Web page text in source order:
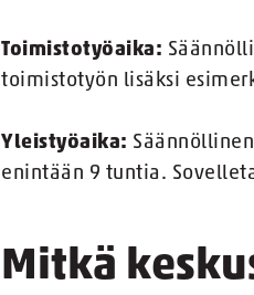
Toimistotyöaika:
toimistotyön lisäksi
Yleistyöaika:
enintään 9 tuntia.
Mitkä